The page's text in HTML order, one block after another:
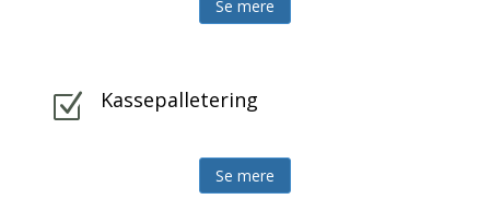
Se mere
Z Kassepalletering
Se mere